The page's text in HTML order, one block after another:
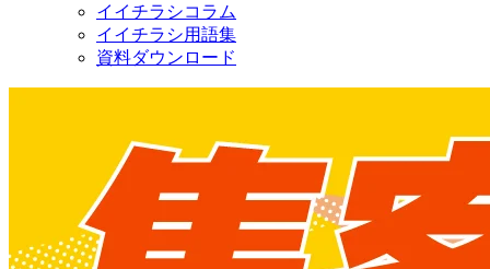
イイチラシコラム
イイチラシ用語集
資料ダウンロード